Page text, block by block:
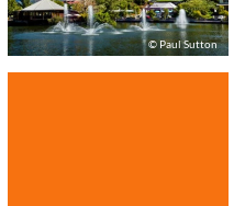
© Paul Sutton